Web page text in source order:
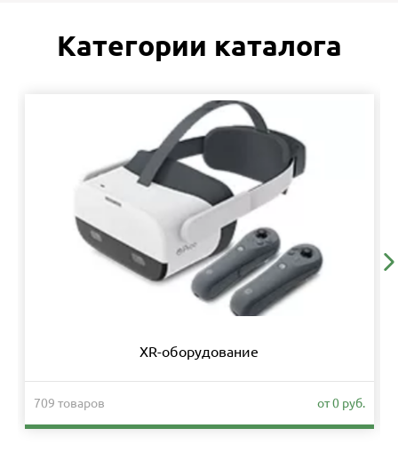
Категории каталога
XR-оборудование
709 товаров от 0 руб.